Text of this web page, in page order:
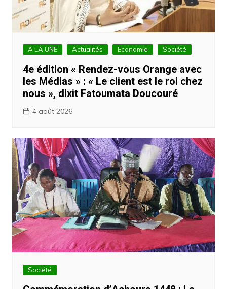
A LA UNE Actualités Economie Société
4e édition « Rendez-vous Orange avec
les Médias » : « Le client est le roi chez
nous », dixit Fatoumata Doucouré
4 août 2026
Société